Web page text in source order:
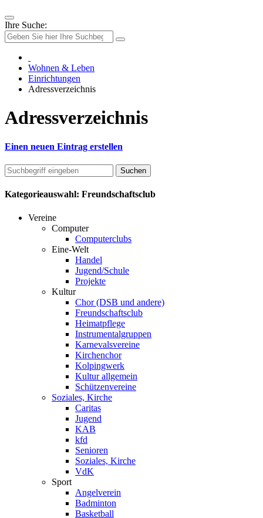
Ihre Suche:
Wohnen & Leben
Einrichtungen
Adressverzeichnis
Adressverzeichnis
Einen neuen Eintrag erstellen
Kategorieauswahl: Freundschaftsclub
Vereine
Computer
Computerclubs
Eine-Welt
Handel
Jugend/Schule
Projekte
Kultur
Chor (DSB und andere)
Freundschaftsclub
Heimatpflege
Instrumentalgruppen
Karnevalsvereine
Kirchenchor
Kolpingwerk
Kultur allgemein
Schützenvereine
Soziales, Kirche
Caritas
Jugend
KAB
kfd
Senioren
Soziales, Kirche
VdK
Sport
Angelverein
Badminton
Basketball